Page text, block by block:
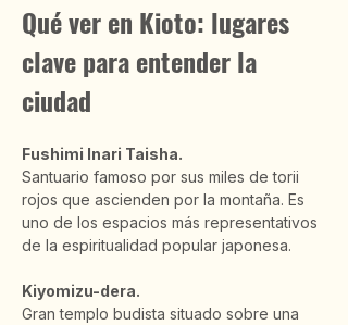
Qué ver en Kioto: lugares
clave para entender la
ciudad
Fushimi Inari Taisha.
Santuario famoso por sus miles de torii
rojos que ascienden por la montaña. Es
uno de los espacios más representativos
de la espiritualidad popular japonesa.
Kiyomizu-dera.
Gran templo budista situado sobre una